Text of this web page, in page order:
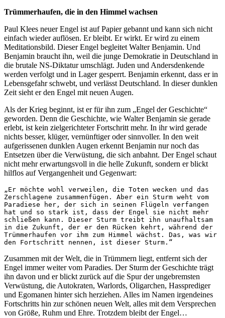
Trümmerhaufen, die in den Himmel wachsen
Paul Klees neuer Engel ist auf Papier gebannt und kann sich nicht
einfach wieder auflösen. Er bleibt. Er wirkt. Er wird zu einem
Meditationsbild. Dieser Engel begleitet Walter Benjamin. Und
Benjamin braucht ihn, weil die junge Demokratie in Deutschland in
die brutale NS-Diktatur umschlägt. Juden und Andersdenkende
werden verfolgt und in Lager gesperrt. Benjamin erkennt, dass er in
Lebensgefahr schwebt, und verlässt Deutschland. In dieser dunklen
Zeit sieht er den Engel mit neuen Augen.
Als der Krieg beginnt, ist er für ihn zum „Engel der Geschichte“
geworden. Denn die Geschichte, wie Walter Benjamin sie gerade
erlebt, ist kein zielgerichteter Fortschritt mehr. In ihr wird gerade
nichts besser, klüger, vernünftiger oder sinnvoller. In den weit
aufgerissenen dunklen Augen erkennt Benjamin nur noch das
Entsetzen über die Verwüstung, die sich anbahnt. Der Engel schaut
nicht mehr erwartungsvoll in die helle Zukunft, sondern er blickt
hilflos auf Vergangenheit und Gegenwart:
„Er möchte wohl verweilen, die Toten wecken und das
Zerschlagene zusammenfügen. Aber ein Sturm weht vom
Paradiese her, der sich in seinen Flügeln verfangen
hat und so stark ist, dass der Engel sie nicht mehr
schließen kann. Dieser Sturm treibt ihn unaufhaltsam
in die Zukunft, der er den Rücken kehrt, während der
Trümmerhaufen vor ihm zum Himmel wächst. Das, was wir
den Fortschritt nennen, ist dieser Sturm.“
Zusammen mit der Welt, die in Trümmern liegt, entfernt sich der
Engel immer weiter vom Paradies. Der Sturm der Geschichte trägt
ihn davon und er blickt zurück auf die Spur der ungebremsten
Verwüstung, die Autokraten, Warlords, Oligarchen, Hassprediger
und Egomanen hinter sich herziehen. Alles im Namen irgendeines
Fortschritts hin zur schönen neuen Welt, alles mit dem Versprechen
von Größe, Ruhm und Ehre. Trotzdem bleibt der Engel…